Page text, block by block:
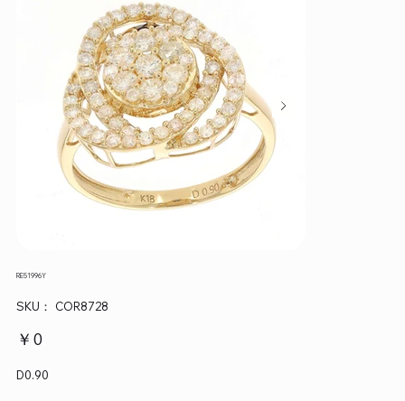
RE51996Y
SKU：
SKU：
COR8728
価
格
￥0
D0.90